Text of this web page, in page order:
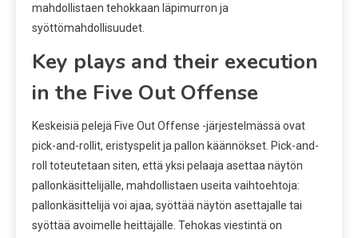
mahdollistaen tehokkaan läpimurron ja
syöttömahdollisuudet.
Key plays and their execution
in the Five Out Offense
Keskeisiä pelejä Five Out Offense -järjestelmässä ovat
pick-and-rollit, eristyspelit ja pallon käännökset. Pick-and-
roll toteutetaan siten, että yksi pelaaja asettaa näytön
pallonkäsittelijälle, mahdollistaen useita vaihtoehtoja:
pallonkäsittelijä voi ajaa, syöttää näytön asettajalle tai
syöttää avoimelle heittäjälle. Tehokas viestintä on